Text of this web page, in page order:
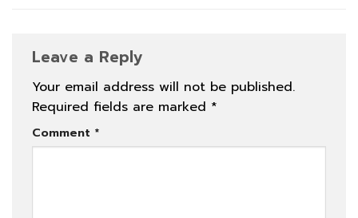
Leave a Reply
Your email address will not be published.
Required fields are marked *
Comment *